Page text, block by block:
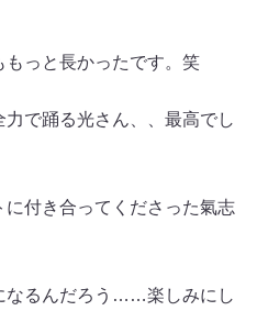
っと長かったです。笑
で踊る光さん、、最高でし
付き合ってくださった氣志
なるんだろう……楽しみにし